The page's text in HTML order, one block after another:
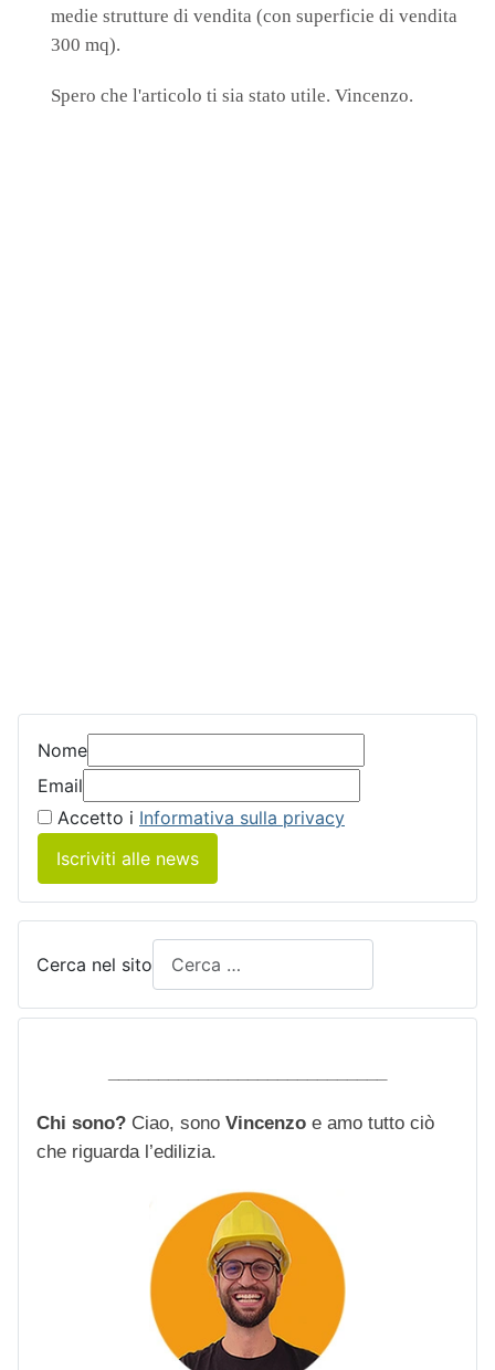
medie strutture di vendita (con superficie di vendita
300 mq).
Spero che l'articolo ti sia stato utile. Vincenzo.
Nome
Email
Accetto i Informativa sulla privacy
Iscriviti alle news
Cerca nel sito
Chi sono? Ciao, sono Vincenzo e amo tutto ciò
che riguarda l’edilizia.